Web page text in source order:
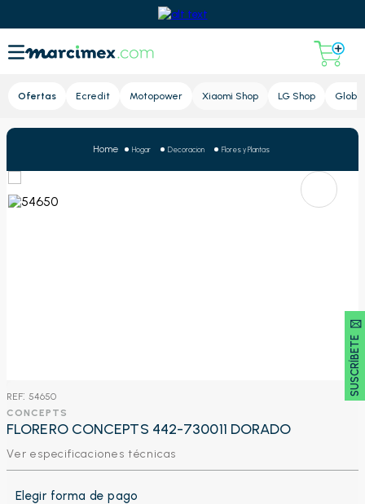
Ofertas Ecredit Motopower Xiaomi Shop LG Shop Global
SUSCRÍBETE 🖂
Hogar Decoracion Flores y Plantas
: 54650
CONCEPTS
FLORERO CONCEPTS 442-730011 DORADO
Ver especificaciones técnicas
Elegir forma de pago